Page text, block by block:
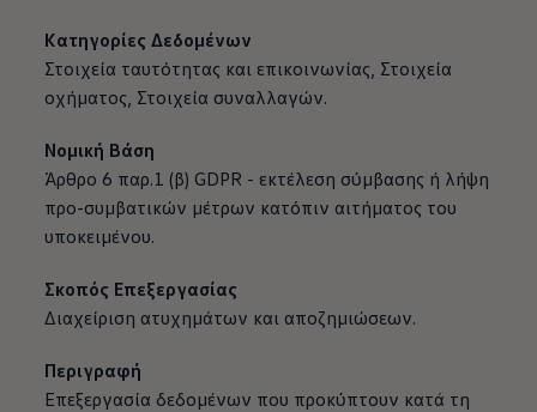
Κατηγορίες Δεδομένων
Στοιχεία ταυτότητας και επικοινωνίας, Στοιχεία
οχήματος, Στοιχεία συναλλαγών.
Νομική Βάση
Άρθρο 6 παρ.1 (β) GDPR - εκτέλεση σύμβασης ή λήψη
προ-συμβατικών μέτρων κατόπιν αιτήματος του
υποκειμένου.
Σκοπός Επεξεργασίας
Διαχείριση ατυχημάτων και αποζημιώσεων.
Περιγραφή
Επεξεργασία δεδομένων που προκύπτουν κατά τη